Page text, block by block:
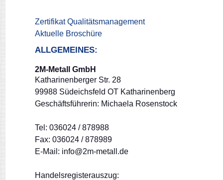
Zertifikat Qualitätsmanagement
Aktuelle Broschüre
ALLGEMEINES:
2M-Metall GmbH
Katharinenberger Str. 28
99988 Südeichsfeld OT Katharinenberg
Geschäftsführerin: Michaela Rosenstock
Tel: 036024 / 878988
Fax: 036024 / 878989
E-Mail: info@2m-metall.de
Handelsregisterauszug: